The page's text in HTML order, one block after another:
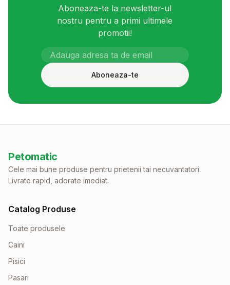
Aboneaza-te la newsletter-ul
nostru pentru a primi ultimele
promotii!
Aboneaza-te
Petomatic
Cele mai bune produse pentru prietenii tai necuvantatori.
Livrate rapid, adorate imediat.
Catalog Produse
Toate produsele
Caini
Pisici
Pasari